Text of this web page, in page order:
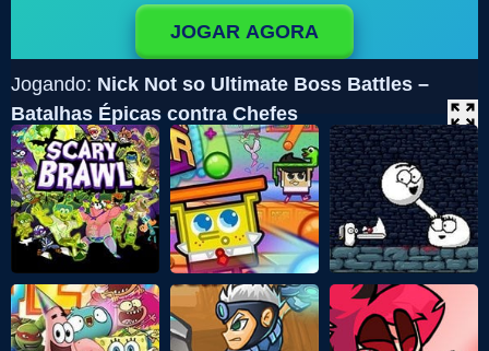
JOGAR AGORA
Jogando: Nick Not so Ultimate Boss Battles –
Batalhas Épicas contra Chefes